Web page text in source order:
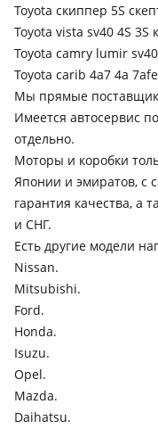
Toyota скиппер 5S
Toyota vista sv40 4S 3S
Toyota camry lumir sv40
Toyota carib 4a7 4a
Мы прямые
Имеется автосервис
отдельно.
Моторы и коробки
Японии и эмиратов, с
гарантия качества, а
и СНГ.
Есть другие модели
Nissan.
Mitsubishi.
Ford.
Honda.
Isuzu.
Opel.
Mazda.
Daihatsu.